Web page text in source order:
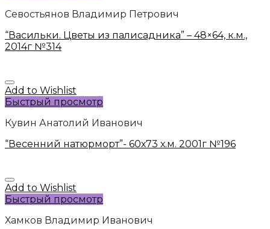
Севостьянов Владимир Петрович
“Васильки. Цветы из палисадника” – 48×64, к.м.,
2014г №314
Add to Wishlist
Быстрый просмотр
Кувин Анатолий Иванович
“Весенний натюрморт”- 60х73 х.м. 2001г №196
Add to Wishlist
Быстрый просмотр
Хамков Владимир Иванович